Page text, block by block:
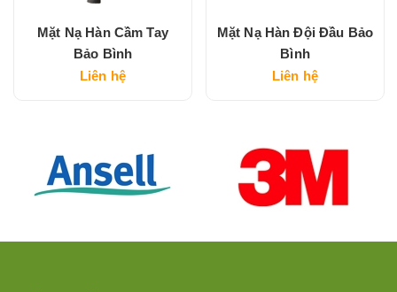
Mặt Nạ Hàn Cầm Tay
Bảo Bình
Liên hệ
Mặt Nạ Hàn Đội Đầu Bảo
Bình
Liên hệ